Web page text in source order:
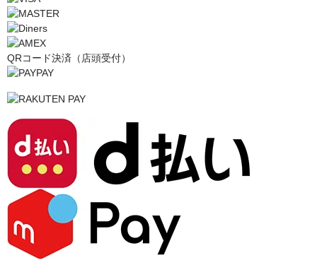
QRコード決済（店頭受付）